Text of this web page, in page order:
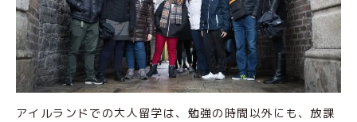
アイルランドでの大人留学は、勉強の時間以外にも、放課